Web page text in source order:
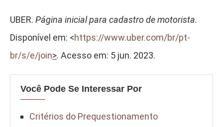
UBER. Página inicial para cadastro de motorista.
Disponível em: <https://www.uber.com/br/pt-
br/s/e/join>. Acesso em: 5 jun. 2023.
Você Pode Se Interessar Por
Critérios do Prequestionamento